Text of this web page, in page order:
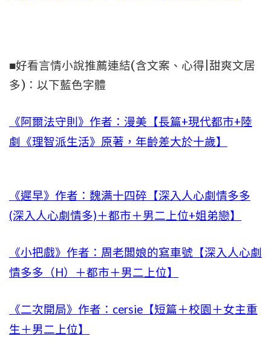
■好看言情小說推薦連結(含文案、心得|甜爽文居
多)：以下藍色字體
《阿爾法守則》作者：漫美【長篇+現代都市+陸
劇《理智派生活》原著，年齡差大於十歲】
《遲早》作者：魏满十四碎【深入人心劇情多多
(深入人心劇情多)＋都市＋男二上位+姐弟戀】
《小把戲》作者：周老闆娘的寫車號【深入人心劇
情多多（H）＋都市＋男二上位】
《二次開局》作者：cersie【短篇＋校園＋女主重
生＋男二上位】